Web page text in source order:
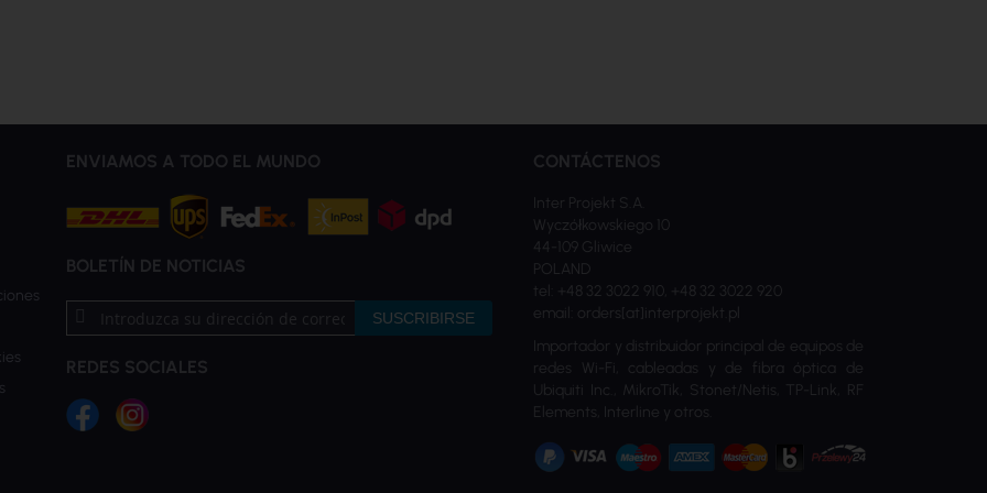
ENVIAMOS A TODO EL MUNDO
BOLETÍN DE NOTICIAS
a
boletín
de
noticias:
SUSCRIBIRSE
REDES SOCIALES
CONTÁCTENOS
Inter Projekt S.A.
Wyczółkowskiego 10
44-109 Gliwice
POLAND
tel: +48 32 3022 910, +48 32 3022 920
email: orders[at]interprojekt.pl
Importador y distribuidor principal de equipos de
redes Wi-Fi, cableadas y de fibra óptica de
Ubiquiti Inc., MikroTik, Stonet/Netis, TP-Link, RF
Elements, Interline y otros.